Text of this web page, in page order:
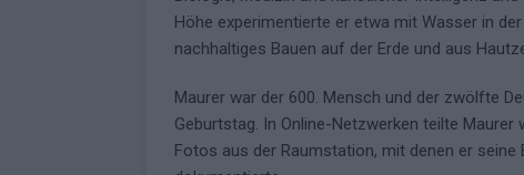
Höhe experimentierte er etwa mit Wasser in
nachhaltiges Bauen auf der Erde und aus
Maurer war der 600. Mensch und der zwölfte
Geburtstag. In Online-Netzwerken teilte
Fotos aus der Raumstation, mit denen er